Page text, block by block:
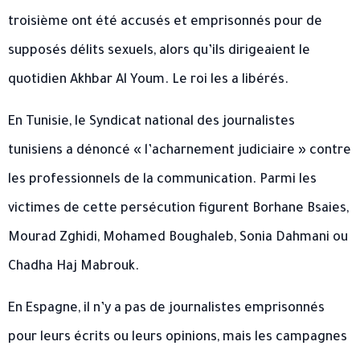
troisième ont été accusés et emprisonnés pour de
supposés délits sexuels, alors qu’ils dirigeaient le
quotidien Akhbar Al Youm. Le roi les a libérés.
En Tunisie, le Syndicat national des journalistes
tunisiens a dénoncé « l’acharnement judiciaire » contre
les professionnels de la communication. Parmi les
victimes de cette persécution figurent Borhane Bsaies,
Mourad Zghidi, Mohamed Boughaleb, Sonia Dahmani ou
Chadha Haj Mabrouk.
En Espagne, il n’y a pas de journalistes emprisonnés
pour leurs écrits ou leurs opinions, mais les campagnes